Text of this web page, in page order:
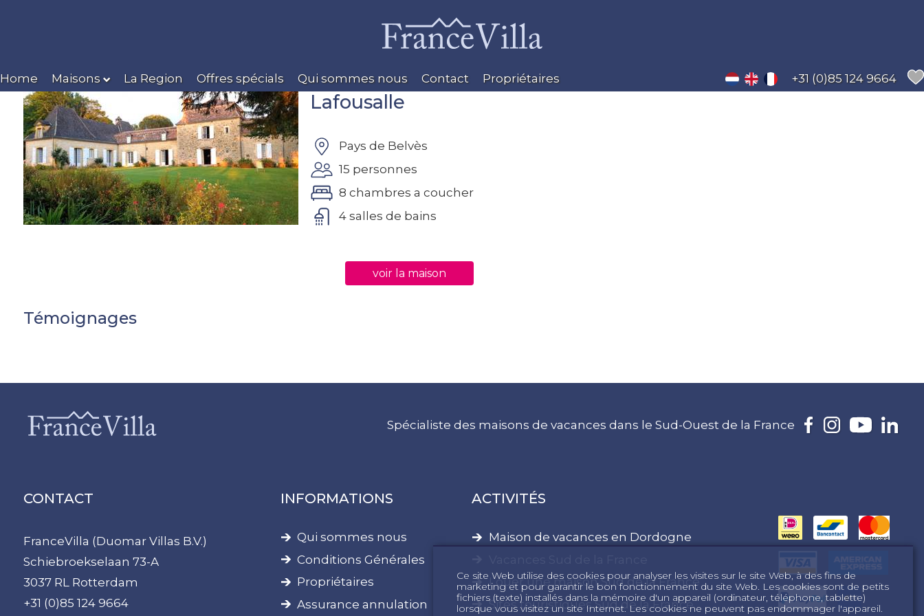
Home Maisons La Region Offres spécials Qui sommes nous Contact Propriétaires +31 (0)85 124 9664
Lafousalle
Pays de Belvès
15 personnes
8 chambres a coucher
4 salles de bains
voir la maison
Témoignages
Spécialiste des maisons de vacances dans le Sud-Ouest de la France
CONTACT
FranceVilla (Duomar Villas B.V.)
Schiebroekselaan 73-A
3037 RL Rotterdam
+31 (0)85 124 9664
INFORMATIONS
Qui sommes nous
Conditions Générales
Propriétaires
Assurance annulation
ACTIVITÉS
Maison de vacances en Dordogne
Louer une maison Sud de la France
Sites touristiques Sud de la France
Ce site Web utilise des cookies pour analyser les visites sur le site Web, à des fins de
marketing et pour garantir le bon fonctionnement du site Web. Les cookies sont de petits
fichiers (texte) installés dans la mémoire d'un appareil (ordinateur, téléphone, tablette)
lorsque vous visitez un site Internet. Les cookies ne peuvent pas endommager l'appareil.